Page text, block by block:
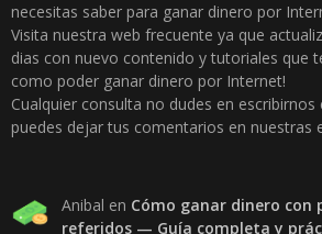
necesitas saber para ganar dinero por
Visita nuestra web frecuente ya que
dias con nuevo contenido y tutoriales que
como poder ganar dinero por Internet!
Cualquier consulta no dudes en escribirnos
puedes dejar tus comentarios en nuestras
Anibal en Cómo ganar dinero con
referidos — Guía completa y